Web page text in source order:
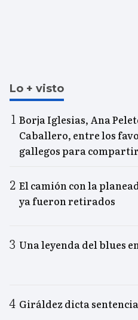
Lo + visto
Borja Iglesias, Ana
Caballero, entre los
gallegos para
El camión con la
ya fueron retirados
Una leyenda del blues
Giráldez dicta sentencia